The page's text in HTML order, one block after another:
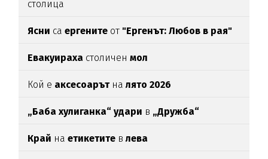
столица
Ясни са ергените от "Ергенът: Любов в рая"
Евакуираха столиченмол
Кой е аксесоарътналято 2026
„Баба хулиганка“ удари в „Дружба“
Край наетикетите влева